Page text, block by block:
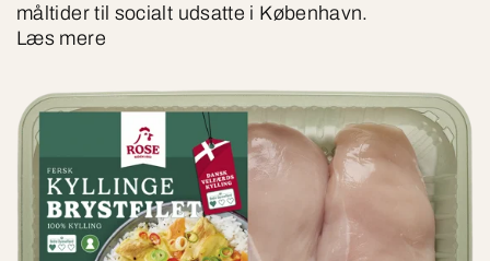
måltider til socialt udsatte i København.
Læs mere